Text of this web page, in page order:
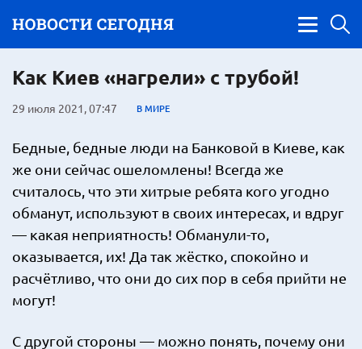
Как Киев «нагрели» с трубой!
29 июля 2021, 07:47 В МИРЕ
Бедные, бедные люди на Банковой в Киеве, как
же они сейчас ошеломлены! Всегда же
считалось, что эти хитрые ребята кого угодно
обманут, используют в своих интересах, и вдруг
— какая неприятность! Обманули-то,
оказывается, их! Да так жёстко, спокойно и
расчётливо, что они до сих пор в себя прийти не
могут!
С другой стороны — можно понять, почему они